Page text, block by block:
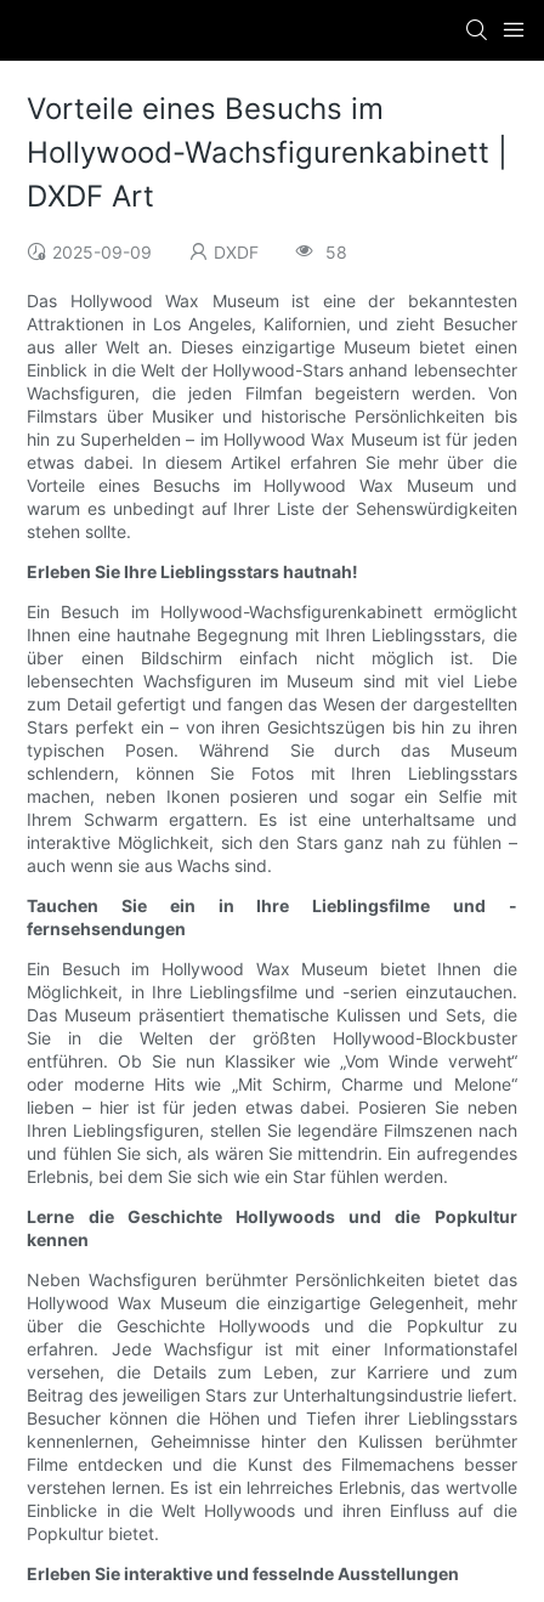
Vorteile eines Besuchs im
Hollywood-Wachsfigurenkabinett |
DXDF Art
2025-09-09 DXDF 58
Das Hollywood Wax Museum ist eine der bekanntesten
Attraktionen in Los Angeles, Kalifornien, und zieht Besucher
aus aller Welt an. Dieses einzigartige Museum bietet einen
Einblick in die Welt der Hollywood-Stars anhand lebensechter
Wachsfiguren, die jeden Filmfan begeistern werden. Von
Filmstars über Musiker und historische Persönlichkeiten bis
hin zu Superhelden – im Hollywood Wax Museum ist für jeden
etwas dabei. In diesem Artikel erfahren Sie mehr über die
Vorteile eines Besuchs im Hollywood Wax Museum und
warum es unbedingt auf Ihrer Liste der Sehenswürdigkeiten
stehen sollte.
Erleben Sie Ihre Lieblingsstars hautnah!
Ein Besuch im Hollywood-Wachsfigurenkabinett ermöglicht
Ihnen eine hautnahe Begegnung mit Ihren Lieblingsstars, die
über einen Bildschirm einfach nicht möglich ist. Die
lebensechten Wachsfiguren im Museum sind mit viel Liebe
zum Detail gefertigt und fangen das Wesen der dargestellten
Stars perfekt ein – von ihren Gesichtszügen bis hin zu ihren
typischen Posen. Während Sie durch das Museum
schlendern, können Sie Fotos mit Ihren Lieblingsstars
machen, neben Ikonen posieren und sogar ein Selfie mit
Ihrem Schwarm ergattern. Es ist eine unterhaltsame und
interaktive Möglichkeit, sich den Stars ganz nah zu fühlen –
auch wenn sie aus Wachs sind.
Tauchen Sie ein in Ihre Lieblingsfilme und -
fernsehsendungen
Ein Besuch im Hollywood Wax Museum bietet Ihnen die
Möglichkeit, in Ihre Lieblingsfilme und -serien einzutauchen.
Das Museum präsentiert thematische Kulissen und Sets, die
Sie in die Welten der größten Hollywood-Blockbuster
entführen. Ob Sie nun Klassiker wie „Vom Winde verweht“
oder moderne Hits wie „Mit Schirm, Charme und Melone“
lieben – hier ist für jeden etwas dabei. Posieren Sie neben
Ihren Lieblingsfiguren, stellen Sie legendäre Filmszenen nach
und fühlen Sie sich, als wären Sie mittendrin. Ein aufregendes
Erlebnis, bei dem Sie sich wie ein Star fühlen werden.
Lerne die Geschichte Hollywoods und die Popkultur
kennen
Neben Wachsfiguren berühmter Persönlichkeiten bietet das
Hollywood Wax Museum die einzigartige Gelegenheit, mehr
über die Geschichte Hollywoods und die Popkultur zu
erfahren. Jede Wachsfigur ist mit einer Informationstafel
versehen, die Details zum Leben, zur Karriere und zum
Beitrag des jeweiligen Stars zur Unterhaltungsindustrie liefert.
Besucher können die Höhen und Tiefen ihrer Lieblingsstars
kennenlernen, Geheimnisse hinter den Kulissen berühmter
Filme entdecken und die Kunst des Filmemachens besser
verstehen lernen. Es ist ein lehrreiches Erlebnis, das wertvolle
Einblicke in die Welt Hollywoods und ihren Einfluss auf die
Popkultur bietet.
Erleben Sie interaktive und fesselnde Ausstellungen